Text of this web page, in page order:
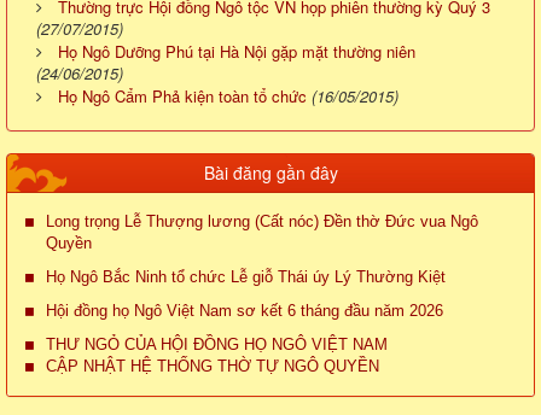
Thường trực Hội đồng Ngô tộc VN họp phiên thường kỳ Quý 3
(27/07/2015)
Họ Ngô Dưỡng Phú tại Hà Nội gặp mặt thường niên
(24/06/2015)
Họ Ngô Cẩm Phả kiện toàn tổ chức (16/05/2015)
Bài đăng gần đây
Long trọng Lễ Thượng lương (Cất nóc) Đền thờ Đức vua Ngô
Quyền
Họ Ngô Bắc Ninh tổ chức Lễ giỗ Thái úy Lý Thường Kiệt
Hội đồng họ Ngô Việt Nam sơ kết 6 tháng đầu năm 2026
THƯ NGỎ CỦA HỘI ĐỒNG HỌ NGÔ VIỆT NAM
CẬP NHẬT HỆ THỐNG THỜ TỰ NGÔ QUYỀN